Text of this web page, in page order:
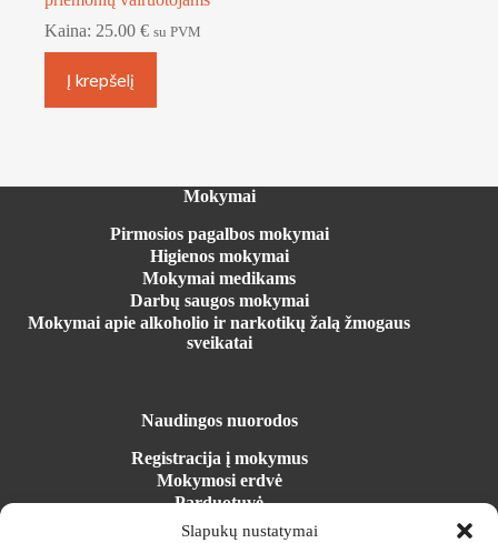
Slapukų nustatymai
Kaina: 25.00 € su PVM
Į krepšelį
Mokymai
Pirmosios pagalbos mokymai
Higienos mokymai
Mokymai medikams
Darbų saugos mokymai
Mokymai apie alkoholio ir narkotikų žalą žmogaus
sveikatai
Naudingos nuorodos
Registracija į mokymus
Mokymosi erdvė
Parduotuvė
Įrangos nuoma